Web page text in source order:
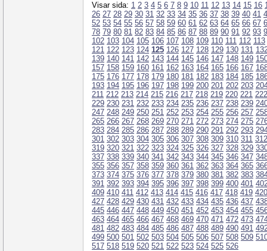
Visar sida: 1 2 3 4 5 6 7 8 9 10 11 12 13 14 15 16
26 27 28 29 30 31 32 33 34 35 36 37 38 39 40 41
52 53 54 55 56 57 58 59 60 61 62 63 64 65 66 67
78 79 80 81 82 83 84 85 86 87 88 89 90 91 92 93
102 103 104 105 106 107 108 109 110 111 112 113
121 122 123 124 125 126 127 128 129 130 131
139 140 141 142 143 144 145 146 147 148 149
157 158 159 160 161 162 163 164 165 166 167
175 176 177 178 179 180 181 182 183 184 185
193 194 195 196 197 198 199 200 201 202 203
211 212 213 214 215 216 217 218 219 220 221 222
229 230 231 232 233 234 235 236 237 238 239
247 248 249 250 251 252 253 254 255 256 257
265 266 267 268 269 270 271 272 273 274 275
283 284 285 286 287 288 289 290 291 292 293
301 302 303 304 305 306 307 308 309 310 311 312
319 320 321 322 323 324 325 326 327 328 329
337 338 339 340 341 342 343 344 345 346 347
355 356 357 358 359 360 361 362 363 364 365
373 374 375 376 377 378 379 380 381 382 383
391 392 393 394 395 396 397 398 399 400 401
409 410 411 412 413 414 415 416 417 418 419 420
427 428 429 430 431 432 433 434 435 436 437
445 446 447 448 449 450 451 452 453 454 455
463 464 465 466 467 468 469 470 471 472 473
481 482 483 484 485 486 487 488 489 490 491
499 500 501 502 503 504 505 506 507 508 509
517 518 519 520 521 522 523 524 525 526